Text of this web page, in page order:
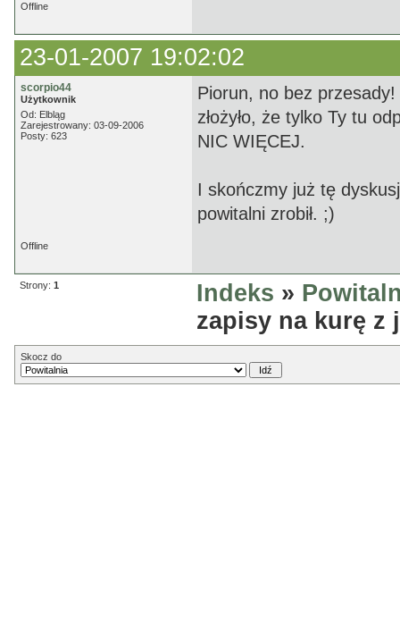
Offline
23-01-2007 19:02:02
scorpio44
Użytkownik
Od: Elbląg
Zarejestrowany: 03-09-2006
Posty: 623
Piorun, no bez
złożyło, że tylko Ty tu
NIC WIĘCEJ.
I skończmy już tę
powitalni zrobił. ;)
Offline
Strony: 1 Indeks »
zapisy na kurę z
Skocz do